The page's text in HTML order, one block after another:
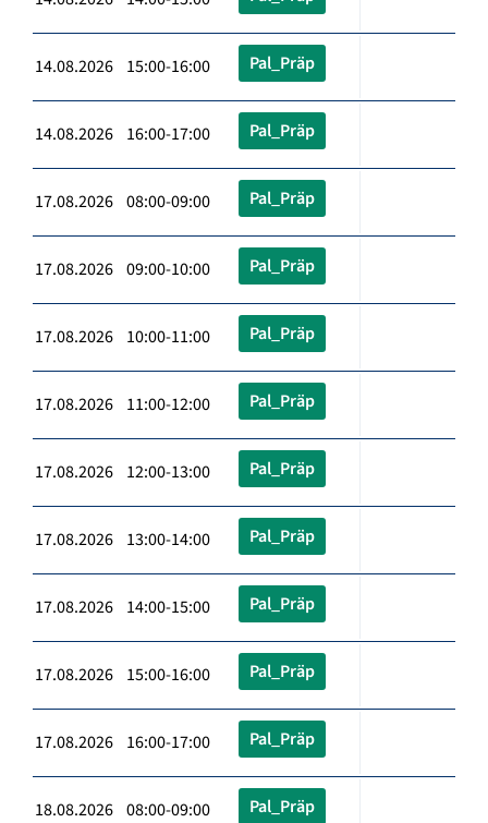
14.08.2026 15:00-16:00 Pal_Präp
14.08.2026 16:00-17:00 Pal_Präp
17.08.2026 08:00-09:00 Pal_Präp
17.08.2026 09:00-10:00 Pal_Präp
17.08.2026 10:00-11:00 Pal_Präp
17.08.2026 11:00-12:00 Pal_Präp
17.08.2026 12:00-13:00 Pal_Präp
17.08.2026 13:00-14:00 Pal_Präp
17.08.2026 14:00-15:00 Pal_Präp
17.08.2026 15:00-16:00 Pal_Präp
17.08.2026 16:00-17:00 Pal_Präp
18.08.2026 08:00-09:00 Pal_Präp